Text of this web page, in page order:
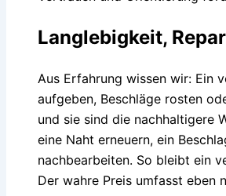
Langlebigkeit,
Aus Erfahrung wissen wir: Ein
aufgeben, Beschläge rosten
und sie sind die nachhaltigere
eine Naht erneuern, ein
nachbearbeiten. So bleibt ein
Der wahre Preis umfasst eben